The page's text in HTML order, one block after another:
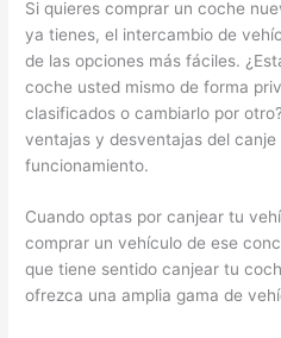
Si quieres comprar un coche
ya tienes, el intercambio de
de las opciones más fáciles.
coche usted mismo de forma
clasificados o cambiarlo por
ventajas y desventajas del
funcionamiento.
Cuando optas por canjear tu
comprar un vehículo de ese
que tiene sentido canjear tu
ofrezca una amplia gama de